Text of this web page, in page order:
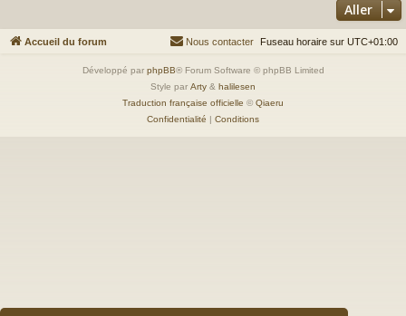
Aller
Accueil du forum Fuseau horaire sur UTC+01:00
Nous contacter
Développé par phpBB® Forum Software © phpBB Limited
Style par Arty & halilesen
Traduction française officielle © Qiaeru
Confidentialité | Conditions